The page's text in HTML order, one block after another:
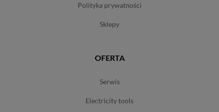
polityka prywatności
sklepy
OFERTA
serwis
electricity tools